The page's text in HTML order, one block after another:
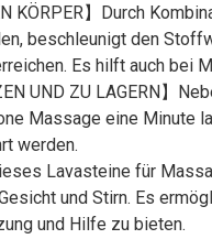
KÖRPER】Durch
beschleunigt den
Es hilft auch bei
UND ZU LAGERN】
Massage eine Minute
werden.
Lavasteine für
und Stirn. Es
und Hilfe zu bieten.